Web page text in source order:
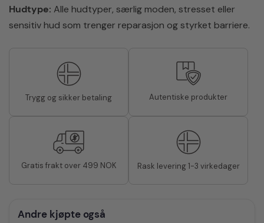
Hudtype: Alle hudtyper, særlig moden, stresset eller
sensitiv hud som trenger reparasjon og styrket barriere.
Trygg og sikker betaling Autentiske produkter
Gratis frakt over 499 NOK Rask levering 1-3 virkedager
Andre kjøpte også